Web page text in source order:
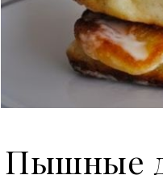
Пышные